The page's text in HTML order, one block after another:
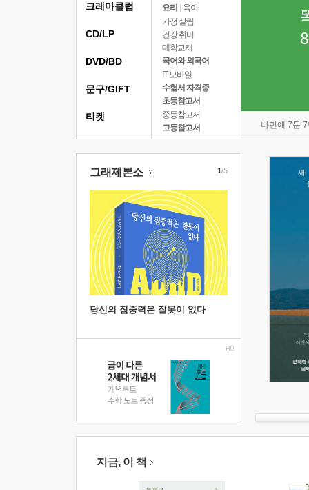
요리
육아
가정 살림
건강 취미
대학교재
국어와 외국어
IT 모바일
수험서 자격증
초등참고서
중등참고서
고등참고서
나민애 7문
크레마클럽
CD/LP
DVD/BD
문구/GIFT
티켓
그래제본소
당신의 집중력은 잘못이 없다
1/5
지금, 이 책